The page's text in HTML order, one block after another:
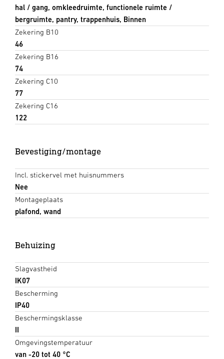
hal / gang, omkleedruimte, functionele ruimte /
bergruimte, pantry, trappenhuis, Binnen
Zekering B10
46
Zekering B16
74
Zekering C10
77
Zekering C16
122
Bevestiging/montage
Incl. stickervel met huisnummers
Nee
Montageplaats
plafond, wand
Behuizing
Slagvastheid
IK07
Bescherming
IP40
Beschermingsklasse
II
Omgevingstemperatuur
van -20 tot 40 °C